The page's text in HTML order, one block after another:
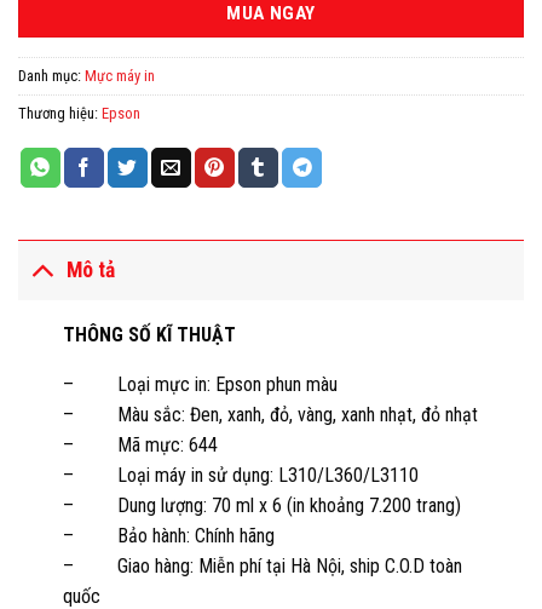
MUA NGAY
Danh mục: Mực máy in
Thương hiệu: Epson
Mô tả
THÔNG SỐ KĨ THUẬT
– Loại mực in: Epson phun màu
– Màu sắc: Đen, xanh, đỏ, vàng, xanh nhạt, đỏ nhạt
– Mã mực: 644
– Loại máy in sử dụng: L310/L360/L3110
– Dung lượng: 70 ml x 6 (in khoảng 7.200 trang)
– Bảo hành: Chính hãng
– Giao hàng: Miễn phí tại Hà Nội, ship C.O.D toàn
quốc